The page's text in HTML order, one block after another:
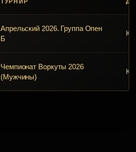
Апрельский 2026. Группа Опен
Б
Чемпионат Воркуты 2026
(Мужчины)